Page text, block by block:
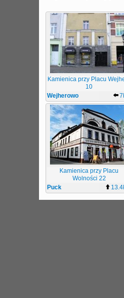
Kamienica przy Placu
10
Wejherowo
Kamienica przy Placu
Wolności 22
Puck